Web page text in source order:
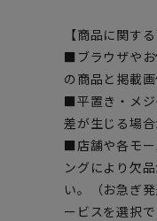
【商品に関する
■ブラウザやお
の商品と掲載
■平置き・メジ
差が生じる場
■店舗や各モー
ングにより欠
い。（お急ぎ
ービスを選択